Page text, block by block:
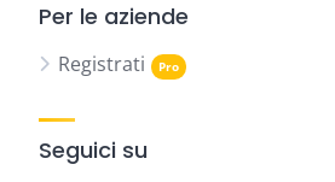
Per le aziende
Registrati
Seguici su